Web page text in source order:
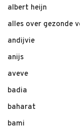
albert heijn
alles over gezonde
andijvie
anijs
aveve
badia
baharat
bami